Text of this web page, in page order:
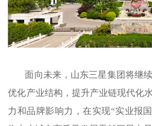
面向未来，山东三星集团将继
优化产业结构，提升产业链现代化
力和品牌影响力，在实现“实业报